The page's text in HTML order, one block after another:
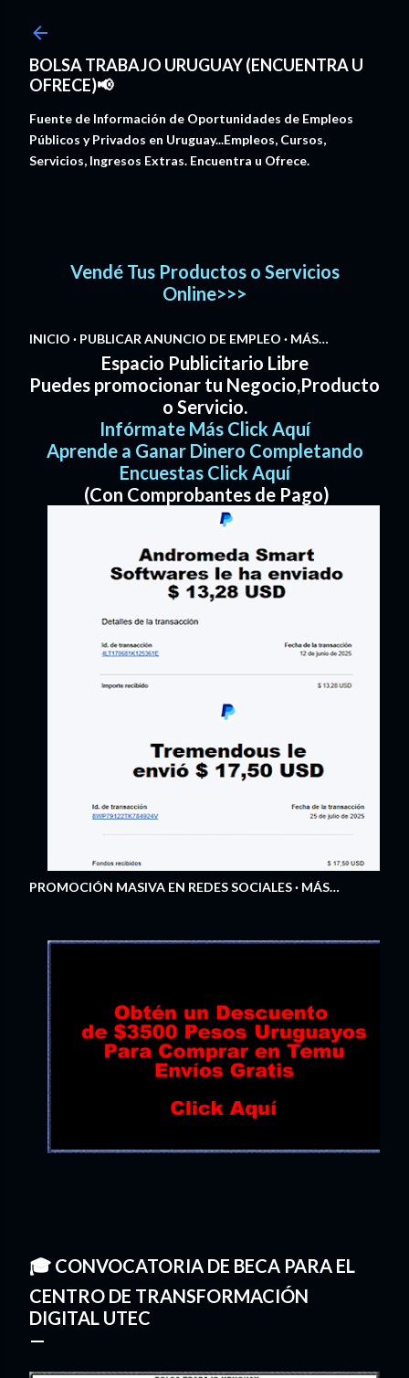
BOLSA TRABAJO URUGUAY (ENCUENTRA U
OFRECE)📢
Fuente de Información de Oportunidades de Empleos
Públicos y Privados en Uruguay...Empleos, Cursos,
Servicios, Ingresos Extras. Encuentra u Ofrece.
Vendé Tus Productos o Servicios
Online>>>
INICIO PUBLICAR ANUNCIO DE EMPLEO MÁS…
Espacio Publicitario Libre
Puedes promocionar tu Negocio,Producto
o Servicio.
Infórmate Más Click Aquí
Aprende a Ganar Dinero Completando
Encuestas Click Aquí
(Con Comprobantes de Pago)
PROMOCIÓN MASIVA EN REDES SOCIALES MÁS…
🎓 CONVOCATORIA DE BECA PARA EL
CENTRO DE TRANSFORMACIÓN
DIGITAL UTEC